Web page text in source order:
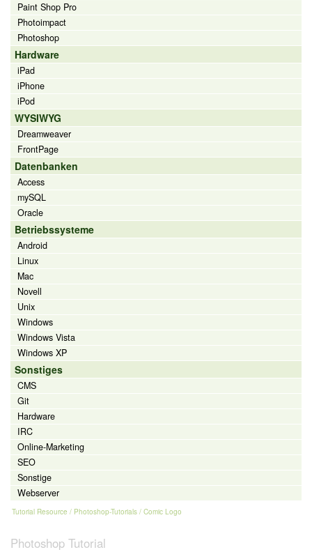
Paint Shop Pro
Photoimpact
Photoshop
Hardware
iPad
iPhone
iPod
WYSIWYG
Dreamweaver
FrontPage
Datenbanken
Access
mySQL
Oracle
Betriebssysteme
Android
Linux
Mac
Novell
Unix
Windows
Windows Vista
Windows XP
Sonstiges
CMS
Git
Hardware
IRC
Online-Marketing
SEO
Sonstige
Webserver
Tutorial Resource / Photoshop-Tutorials / Comic Logo
Photoshop Tutorial